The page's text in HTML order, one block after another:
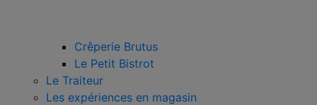
Crêperie Brutus
Le Petit Bistrot
Le Traiteur
Les expériences en magasin